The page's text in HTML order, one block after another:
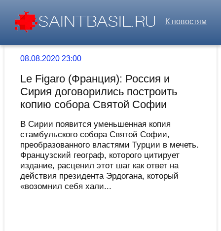
К новостям
08.08.2020 23:00
Le Figaro (Франция): Россия и
Сирия договорились построить
копию собора Святой Софии
В Сирии появится уменьшенная копия
стамбульского собора Святой Софии,
преобразованного властями Турции в мечеть.
Французский географ, которого цитирует
издание, расценил этот шаг как ответ на
действия президента Эрдогана, который
«возомнил себя хали...